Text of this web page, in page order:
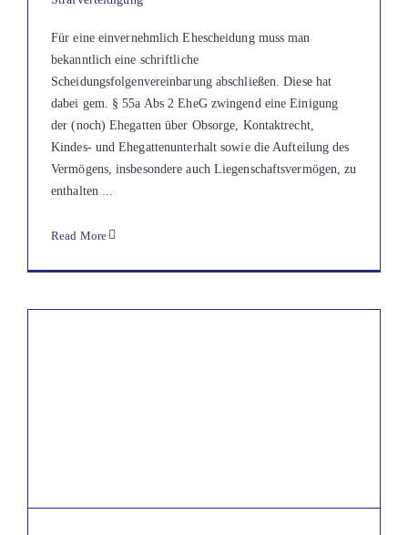
Für eine einvernehmlich Ehescheidung muss man
bekanntlich eine schriftliche
Scheidungsfolgenvereinbarung abschließen. Diese hat
dabei gem. § 55a Abs 2 EheG zwingend eine Einigung
der (noch) Ehegatten über Obsorge, Kontaktrecht,
Kindes- und Ehegattenunterhalt sowie die Aufteilung des
Vermögens, insbesondere auch Liegenschaftsvermögen, zu
enthalten ...
Read More